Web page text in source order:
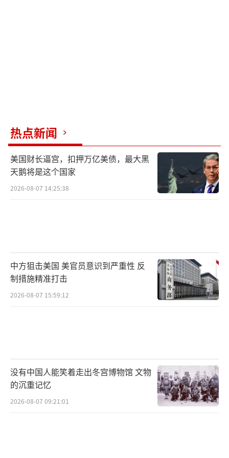
热点新闻
美国财长逼宫，扣押万亿美债，最大黑
天鹅将是这个国家
2026-08-07 14:25:38
中方狙击美国 美官员意识到严重性 反
制措施精准打击
2026-08-07 15:59:12
没有中国人能笑着走出冬宫博物馆 文物
的沉重记忆
2026-08-07 09:21:01